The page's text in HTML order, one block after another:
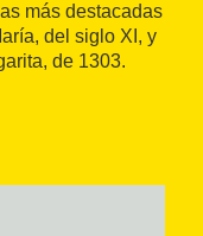
más destacadas
del siglo XI, y
de 1303.
la sala grande,